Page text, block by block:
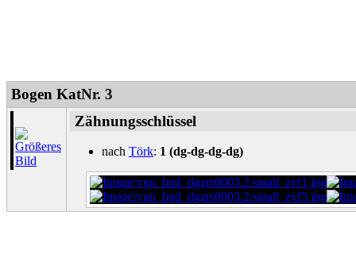
Bogen KatNr. 3
Zähnungsschlüssel
nach Törk: 1 (dg-dg-dg-dg)